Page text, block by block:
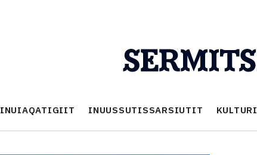
INUIAQATIGIIT INUUSSUTISSARSIUTIT KULTURI